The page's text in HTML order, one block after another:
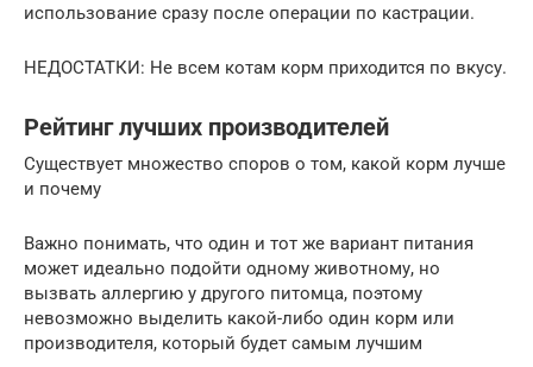
использование сразу после операции по кастрации.
НЕДОСТАТКИ: Не всем котам корм приходится по вкусу.
Рейтинг лучших производителей
Существует множество споров о том, какой корм лучше
и почему
Важно понимать, что один и тот же вариант питания
может идеально подойти одному животному, но
вызвать аллергию у другого питомца, поэтому
невозможно выделить какой-либо один корм или
производителя, который будет самым лучшим